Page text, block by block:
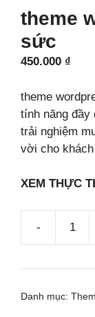
theme
sức
450.000 ₫
theme
tính năng đầy
trải nghiệm
vời cho
XEM THỰC
-
Danh mục: